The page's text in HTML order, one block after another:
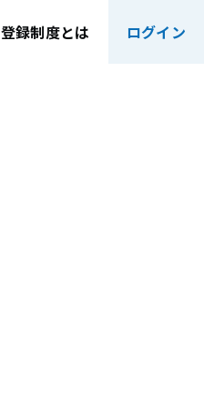
登録制度とは ログイン